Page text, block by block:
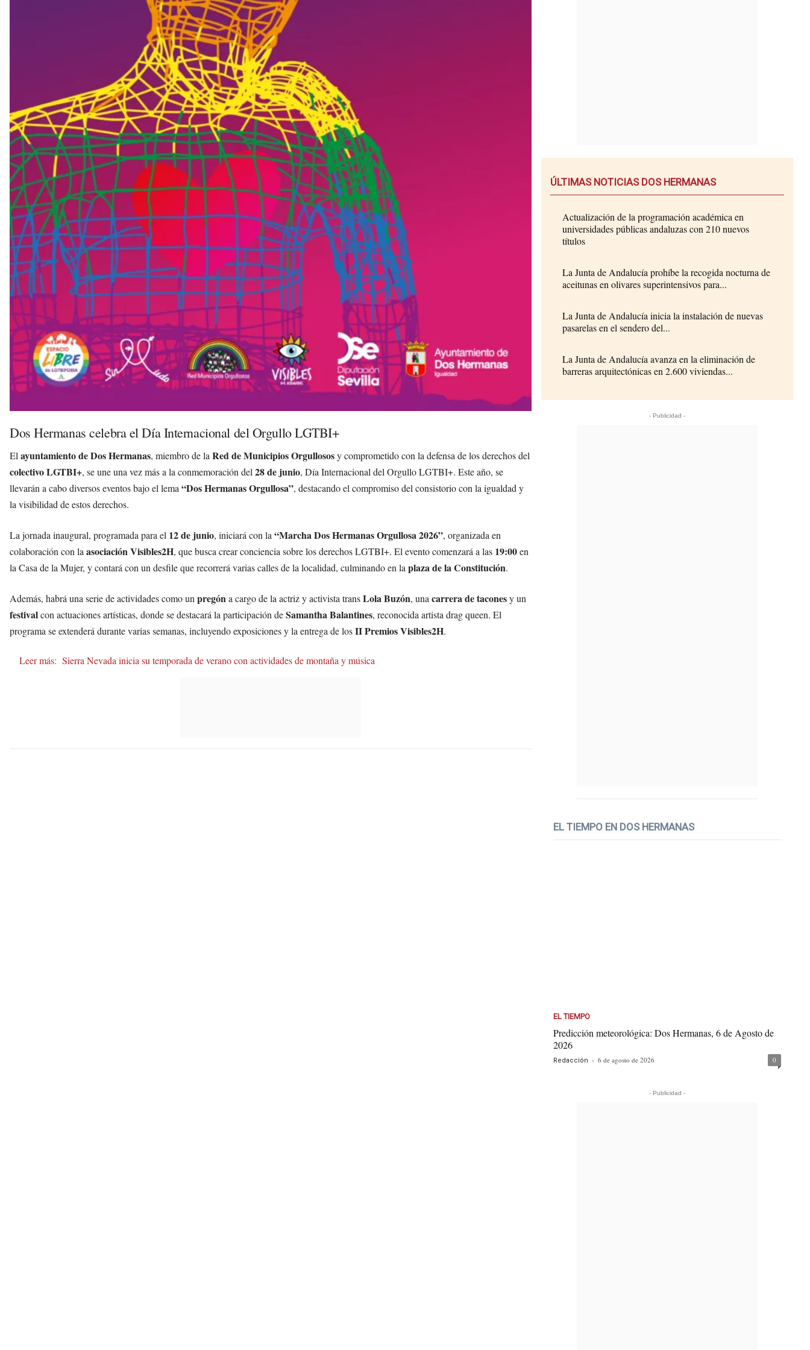
Dos Hermanas celebra el Día Internacional del Orgullo LGTBI+
El ayuntamiento de Dos Hermanas, miembro de la Red de Municipios Orgullososy comprometido con la defensa de los derechos del
colectivo LGTBI+, se une una vez más a la conmemoración del 28 de junio, Día Internacional del Orgullo LGTBI+. Este año, se
llevarán a cabo diversos eventos bajo el lema “Dos Hermanas Orgullosa”, destacando el compromiso del consistorio con la igualdad y
la visibilidad de estos derechos.
La jornada inaugural, programada para el 12 de junio, iniciará con la “Marcha Dos Hermanas Orgullosa 2026”, organizada en
colaboración con la asociación Visibles2H, que busca crear conciencia sobre los derechos LGTBI+. El evento comenzará a las 19:00en
la Casa de la Mujer, y contará con un desfile que recorrerá varias calles de la localidad, culminando en la plaza de la Constitución.
Además, habrá una serie de actividades como un pregóna cargo de la actriz y activista transLola Buzón, una carrera de taconesy un
festivalcon actuaciones artísticas, donde se destacará la participación deSamantha Balantines, reconocida artista drag queen. El
programa se extenderá durante varias semanas, incluyendo exposiciones y la entrega de losII Premios Visibles2H.
Leer más: Sierra Nevada inicia su temporada de verano con actividades de montaña y música
ÚLTIMAS NOTICIAS DOS HERMANAS
Actualización de la programación académica en
universidades públicas andaluzas con 210 nuevos
títulos
La Junta de Andalucía prohíbe la recogida nocturna de
aceitunas en olivares superintensivos para...
La Junta de Andalucía inicia la instalación de nuevas
pasarelas en el sendero del...
La Junta de Andalucía avanza en la eliminación de
barreras arquitectónicas en 2.600 viviendas...
- Publicidad -
EL TIEMPO EN DOS HERMANAS
EL TIEMPO
Predicción meteorológica: Dos Hermanas, 6 de Agosto de
2026
Redacción - 6 de agosto de 2026 0
- Publicidad -